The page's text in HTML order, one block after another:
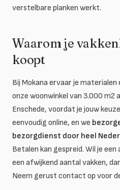
verstelbare planken werkt.
Waarom je
koopt
Bij Mokana ervaar je
onze woonwinkel van 3.000 m2
Enschede, voordat je jouw
eenvoudig online, en we
bezorgdienst door heel
Betalen kan gespreid. Wil je
een afwijkend aantal vakken,
Neem gerust contact op voor